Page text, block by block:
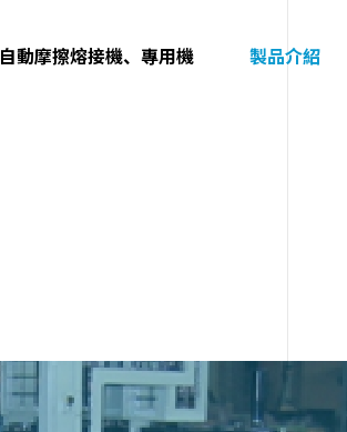
自動摩擦熔接機、專用機 製品介紹